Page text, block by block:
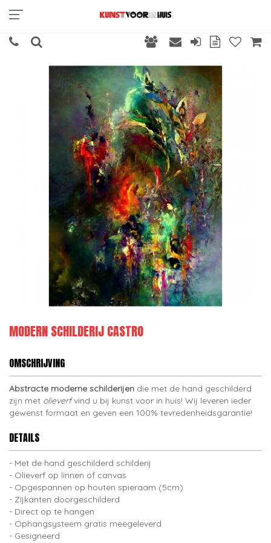
MODERN SCHILDERIJ CASTRO
OMSCHRIJVING
Abstracte moderne schilderijen die met de hand geschilderd
zijn met olieverfvind u bij kunst voor in huis! Wij leveren ieder
gewenst formaat en geven een 100% tevredenheidsgarantie!
DETAILS
Met de hand geschilderd schilderij
Olieverf op linnen of canvas
Opgespannen op houten spieraam (5cm)
Zijkanten doorgeschilderd
Direct op te hangen
Ophangsysteem gratis meegeleverd
Gesigneerd